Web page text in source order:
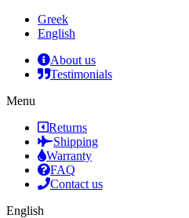
Greek
English
About us
Testimonials
Menu
Returns
Shipping
Warranty
FAQ
Contact us
English